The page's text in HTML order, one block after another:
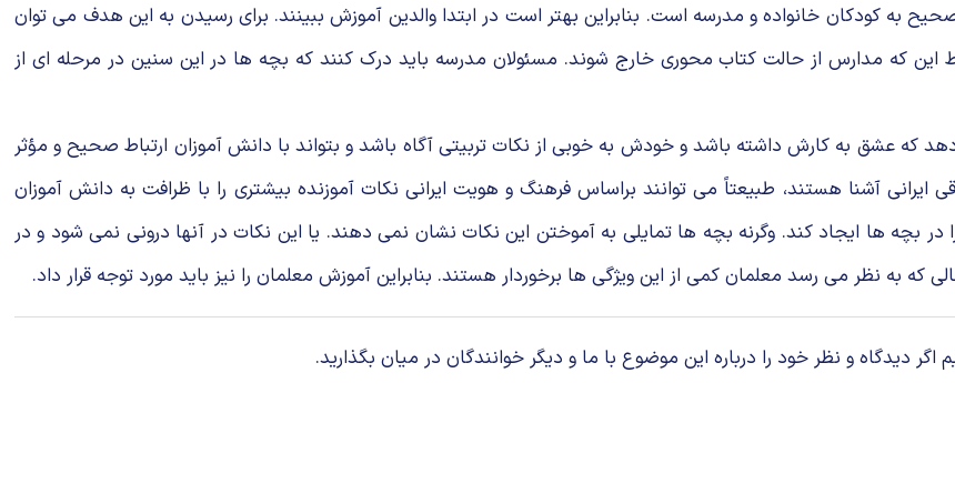
به كودكان خانواده و مدرسه است. بنابراین بهتر است در ابتدا والدین آموزش ببینند. براى رسیدن به این هدف مى توان
این كه مدارس از حالت كتاب محورى خارج شوند. مسئولان مدرسه باید درك كنند كه بچه ها در این سنین در مرحله اى از
كه عشق به كارش داشته باشد و خودش به خوبى از نكات تربیتى آگاه باشد و بتواند با دانش آموزان ارتباط صحیح و مؤثر
ایرانى آشنا هستند، طبیعتاً مى توانند براساس فرهنگ و هویت ایرانى نكات آموزنده بیشترى را با ظرافت به دانش آموزان
در بچه ها ایجاد كند. وگرنه بچه ها تمایلى به آموختن این نكات نشان نمى دهند. یا این نكات در آنها درونى نمى شود و در
به نظر مى رسد معلمان كمى از این ویژگى ها برخوردار هستند. بنابراین آموزش معلمان را نیز باید مورد توجه قرار داد.
و نظر خود را درباره این موضوع با ما و دیگر خوانندگان در میان بگذارید.